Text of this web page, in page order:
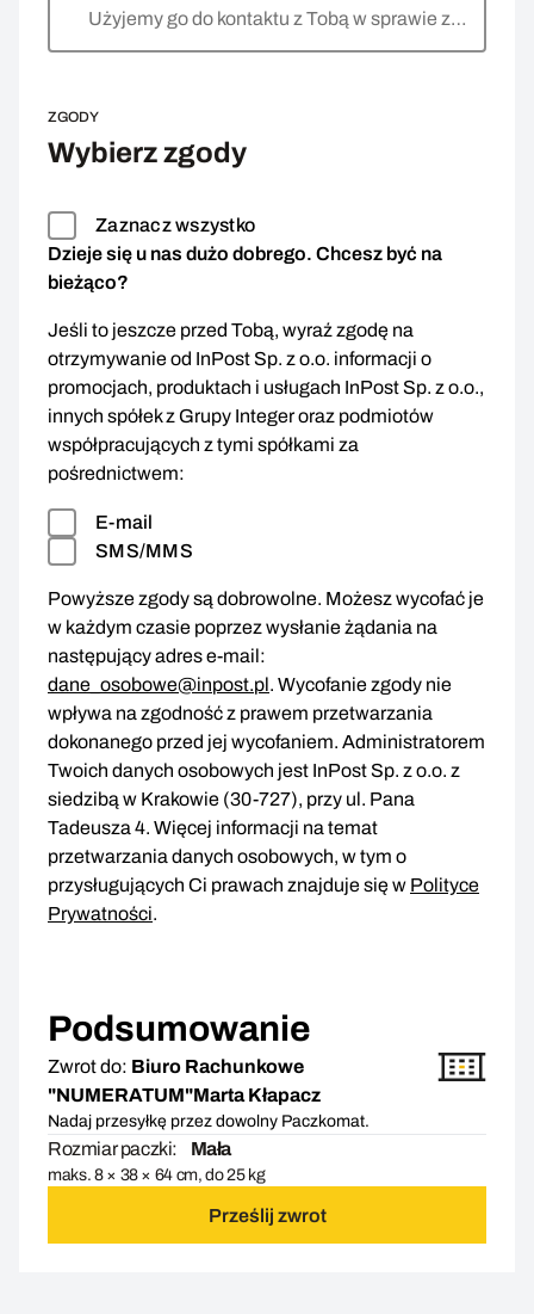
Użyjemy go do kontaktu z Tobą w sprawie zwrotu
ZGODY
Wybierz zgody
Zaznacz wszystko
Dzieje się u nas dużo dobrego. Chcesz być na
bieżąco?
Jeśli to jeszcze przed Tobą, wyraź zgodę na
otrzymywanie od InPost Sp. z o.o. informacji o
promocjach, produktach i usługach InPost Sp. z o.o.,
innych spółek z Grupy Integer oraz podmiotów
współpracujących z tymi spółkami za
pośrednictwem:
E-mail
SMS/MMS
Powyższe zgody są dobrowolne. Możesz wycofać je
w każdym czasie poprzez wysłanie żądania na
następujący adres e-mail:
dane_osobowe@inpost.pl. Wycofanie zgody nie
wpływa na zgodność z prawem przetwarzania
dokonanego przed jej wycofaniem. Administratorem
Twoich danych osobowych jest InPost Sp. z o.o. z
siedzibą w Krakowie (30-727), przy ul. Pana
Tadeusza 4. Więcej informacji na temat
przetwarzania danych osobowych, w tym o
przysługujących Ci prawach znajduje się w Polityce
Prywatności.
Podsumowanie
Zwrot do: Biuro Rachunkowe
"NUMERATUM"Marta Kłapacz
Nadaj przesyłkę przez dowolny Paczkomat.
Rozmiar paczki: Mała
maks. 8 × 38 × 64 cm, do 25 kg
Prześlij zwrot